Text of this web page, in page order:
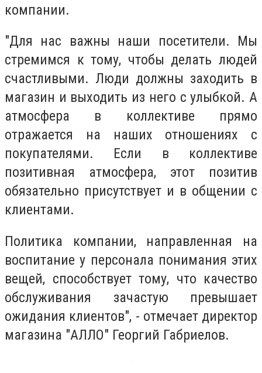
компании.
"Для нас важны наши посетители. Мы
стремимся к тому, чтобы делать людей
счастливыми. Люди должны заходить в
магазин и выходить из него с улыбкой. А
атмосфера в коллективе прямо
отражается на наших отношениях с
покупателями. Если в коллективе
позитивная атмосфера, этот позитив
обязательно присутствует и в общении с
клиентами.
Политика компании, направленная на
воспитание у персонала понимания этих
вещей, способствует тому, что качество
обслуживания зачастую превышает
ожидания клиентов", - отмечает директор
магазина "АЛЛО" Георгий Габриелов.